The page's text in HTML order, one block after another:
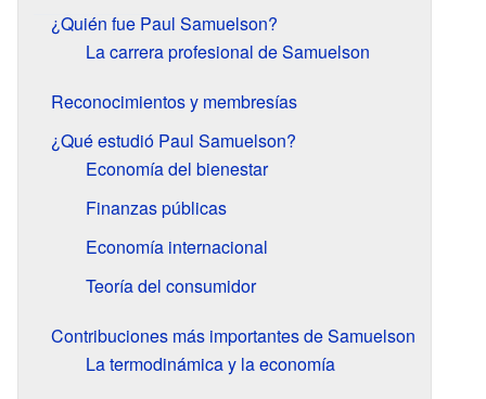
¿Quién fue Paul Samuelson?
La carrera profesional de Samuelson
Reconocimientos y membresías
¿Qué estudió Paul Samuelson?
Economía del bienestar
Finanzas públicas
Economía internacional
Teoría del consumidor
Contribuciones más importantes de Samuelson
La termodinámica y la economía